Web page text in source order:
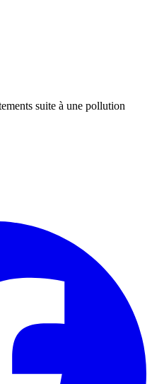
suite à une pollution